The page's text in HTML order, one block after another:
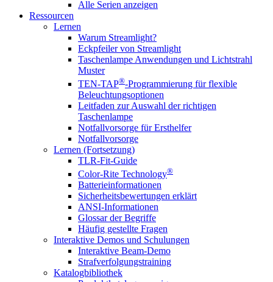
Alle Serien anzeigen
Ressourcen
Lernen
Warum Streamlight?
Eckpfeiler von Streamlight
Taschenlampe Anwendungen und Lichtstrahl
Muster
TEN-TAP®-Programmierung für flexible
Beleuchtungsoptionen
Leitfaden zur Auswahl der richtigen
Taschenlampe
Notfallvorsorge für Ersthelfer
Notfallvorsorge
Lernen (Fortsetzung)
TLR-Fit-Guide
Color-Rite Technology®
Batterieinformationen
Sicherheitsbewertungen erklärt
ANSI-Informationen
Glossar der Begriffe
Häufig gestellte Fragen
Interaktive Demos und Schulungen
Interaktive Beam-Demo
Strafverfolgungstraining
Katalogbibliothek